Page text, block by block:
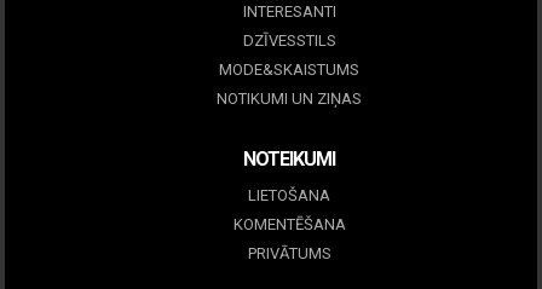
INTERESANTI
DZĪVESSTILS
MODE&SKAISTUMS
NOTIKUMI UN ZIŅAS
NOTEIKUMI
LIETOŠANA
KOMENTĒŠANA
PRIVĀTUMS